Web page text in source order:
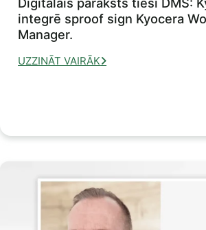
integrē sproof sign Kyocera
Manager.
UZZINĀT VAIRĀK